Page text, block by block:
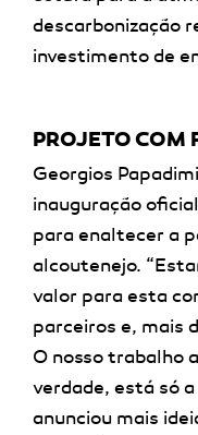
descarbonização
investimento de
PROJETO COM
Georgios
inauguração
para enaltecer a
alcoutenejo.
valor para esta
parceiros e, mais
O nosso trabalho
verdade, está só
anunciou mais